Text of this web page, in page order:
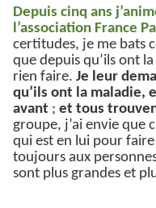
Depuis cinq ans
l’association France
certitudes, je me bats
que depuis qu’ils ont
rien faire. Je leur
qu’ils ont la maladie,
avant ; et tous
groupe, j’ai envie que
qui est en lui pour faire
toujours aux
sont plus grandes et